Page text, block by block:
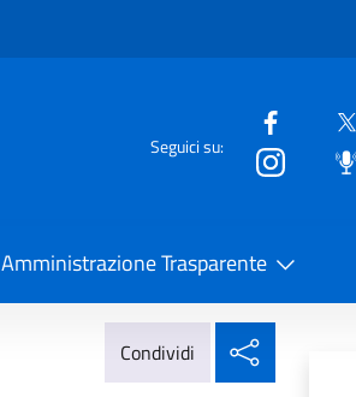
Seguici su:
Amministrazione Trasparente
Condividi